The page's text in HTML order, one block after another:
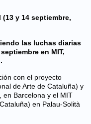
y 14 septiembre,
las luchas diarias
en MIT,
con el proyecto
de Arte de Cataluña) y
en Barcelona y el MIT
en Palau-Solità